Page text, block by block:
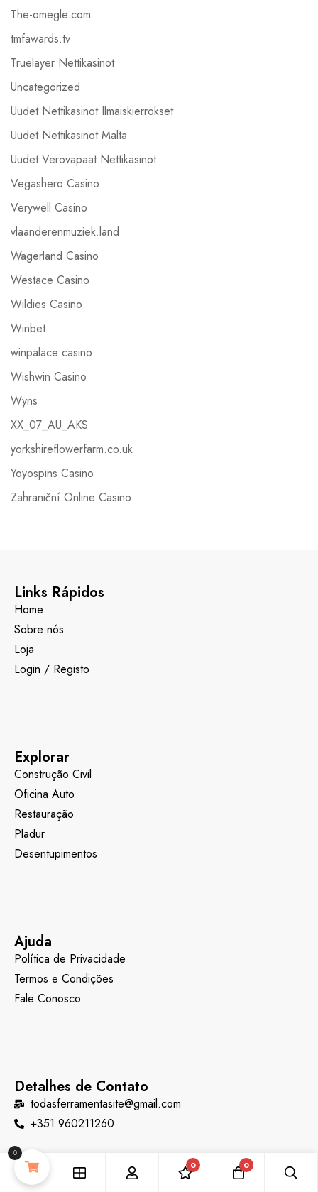
The-omegle.com
tmfawards.tv
Truelayer Nettikasinot
Uncategorized
Uudet Nettikasinot Ilmaiskierrokset
Uudet Nettikasinot Malta
Uudet Verovapaat Nettikasinot
Vegashero Casino
Verywell Casino
vlaanderenmuziek.land
Wagerland Casino
Westace Casino
Wildies Casino
Winbet
winpalace casino
Wishwin Casino
Wyns
XX_07_AU_AKS
yorkshireflowerfarm.co.uk
Yoyospins Casino
Zahraniční Online Casino
Links Rápidos
Home
Sobre nós
Loja
Login / Registo
Explorar
Construção Civil
Oficina Auto
Restauração
Pladur
Desentupimentos
Ajuda
Política de Privacidade
Termos e Condições
Fale Conosco
Detalhes de Contato
todasferramentasite@gmail.com
+351 960211260
0 0
0